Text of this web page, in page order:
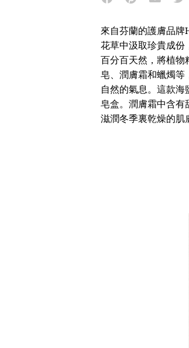
來自芬蘭的護膚品
花草中汲取珍貴成
百分百天然，將植物
皂、潤膚霜和蠟燭等
自然的氣息。這款
皂盒。潤膚霜中含有
滋潤冬季裏乾燥的肌